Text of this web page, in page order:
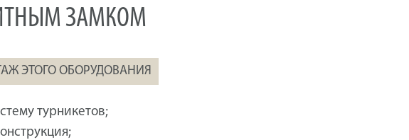
ЗАМКОМ
ЭТОГО ОБОРУДОВАНИЯ
турникетов;